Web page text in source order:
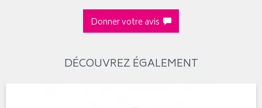
Donner votre avis
DÉCOUVREZ ÉGALEMENT